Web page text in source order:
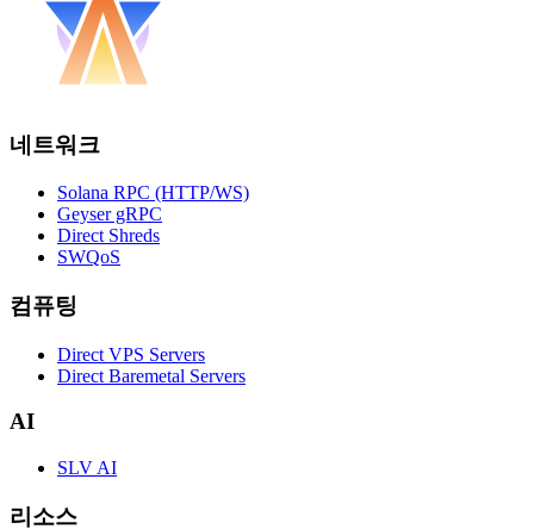
네트워크
Solana RPC (HTTP/WS)
Geyser gRPC
Direct Shreds
SWQoS
컴퓨팅
Direct VPS Servers
Direct Baremetal Servers
AI
SLV AI
리소스